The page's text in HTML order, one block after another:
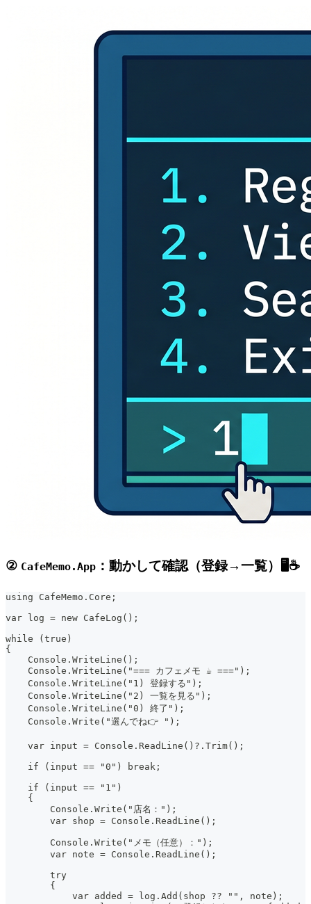
② CafeMemo.App ：動かして確認（登録→一覧）🖥️☕
using CafeMemo.Core;
var log = new CafeLog();
while (true)
{
    Console.WriteLine();
    Console.WriteLine("=== カフェメモ ☕ ===");
    Console.WriteLine("1) 登録する");
    Console.WriteLine("2) 一覧を見る");
    Console.WriteLine("0) 終了");
    Console.Write("選んでね👉 ");
    var input = Console.ReadLine()?.Trim();
    if (input == "0") break;
    if (input == "1")
    {
        Console.Write("店名：");
        var shop = Console.ReadLine();
        Console.Write("メモ（任意）：");
        var note = Console.ReadLine();
        try
        {
            var added = log.Add(shop ?? "", note);